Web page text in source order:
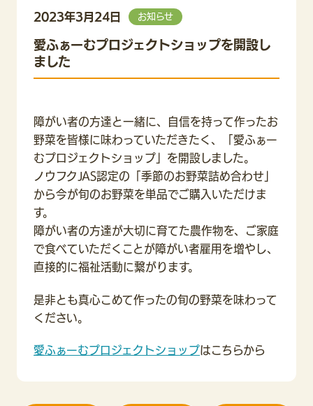
2023年3月24日 お知らせ
愛ふぁーむプロジェクトショップを開設し
ました
障がい者の方達と一緒に、自信を持って作ったお
野菜を皆様に味わっていただきたく、「愛ふぁー
むプロジェクトショップ」を開設しました。
ノウフクJAS認定の「季節のお野菜詰め合わせ」
から今が旬のお野菜を単品でご購入いただけま
す。
障がい者の方達が大切に育てた農作物を、ご家庭
で食べていただくことが障がい者雇用を増やし、
直接的に福祉活動に繋がります。
是非とも真心こめて作ったの旬の野菜を味わって
ください。
愛ふぁーむプロジェクトショップはこちらから